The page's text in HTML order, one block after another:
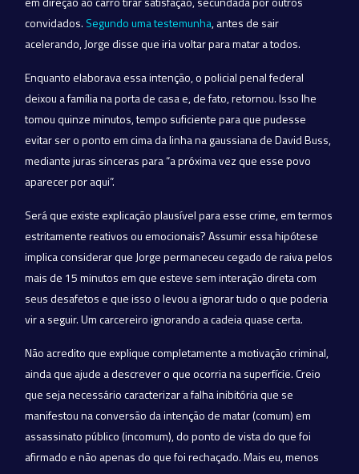
convidados. Segundo uma testemunha, antes de sair
acelerando, Jorge disse que iria voltar para matar a todos.
Enquanto elaborava essa intenção, o policial penal federal
deixou a família na porta de casa e, de fato, retornou. Isso lhe
tomou quinze minutos, tempo suficiente para que pudesse
evitar ser o ponto em cima da linha na gaussiana de David Buss,
mediante juras sinceras para “a próxima vez que esse povo
aparecer por aqui”.
Será que existe explicação plausível para esse crime, em termos
estritamente reativos ou emocionais? Assumir essa hipótese
implica considerar que Jorge permaneceu cegado de raiva pelos
mais de 15 minutos em que esteve sem interação direta com
seus desafetos e que isso o levou a ignorar tudo o que poderia
vir a seguir. Um carcereiro ignorando a cadeia quase certa.
Não acredito que explique completamente a motivação criminal,
ainda que ajude a descrever o que ocorria na superfície. Creio
que seja necessário caracterizar a falha inibitória que se
manifestou na conversão da intenção de matar (comum) em
assassinato público (incomum), do ponto de vista do que foi
afirmado e não apenas do que foi rechaçado. Mais eu, menos